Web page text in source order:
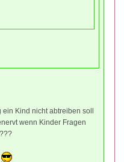
Kind nicht abtreiben soll
wenn Kinder Fragen